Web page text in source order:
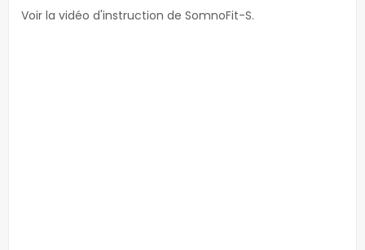
Voir la vidéo d'instruction de SomnoFit-S.